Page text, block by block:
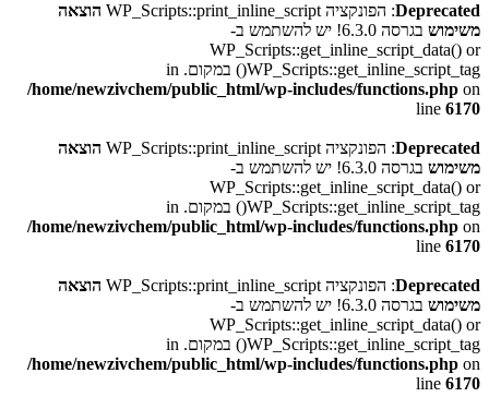
Deprecated: הפונקציה WP_Scripts::print_inline_script
הוצאה
משימוש
בגרסה 6.3.0! יש להשתמש ב-
WP_Scripts::get_inline_script_data() or
WP_Scripts::get_inline_script_tag() במקום. in
/home/newzivchem/public_html/wp-includes/functions.php on
line 6170
Deprecated: הפונקציה WP_Scripts::print_inline_script
הוצאה
משימוש
בגרסה 6.3.0! יש להשתמש ב-
WP_Scripts::get_inline_script_data() or
WP_Scripts::get_inline_script_tag() במקום. in
/home/newzivchem/public_html/wp-includes/functions.php on
line 6170
Deprecated: הפונקציה WP_Scripts::print_inline_script
הוצאה
משימוש
בגרסה 6.3.0! יש להשתמש ב-
WP_Scripts::get_inline_script_data() or
WP_Scripts::get_inline_script_tag() במקום. in
/home/newzivchem/public_html/wp-includes/functions.php on
line 6170